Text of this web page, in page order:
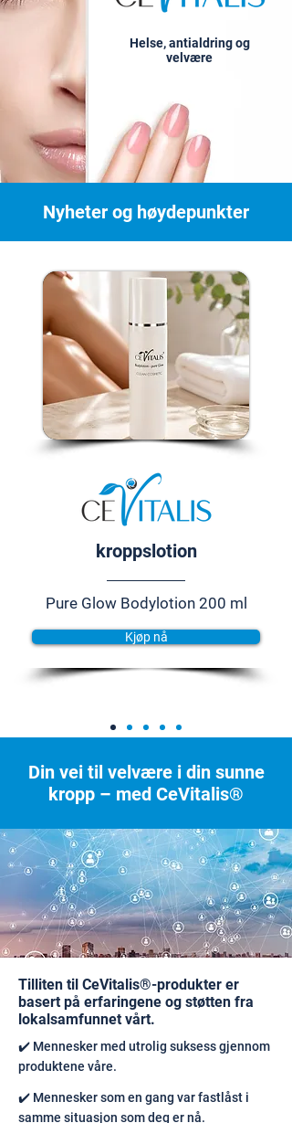
Helse, antialdring og
velvære
Nyheter og høydepunkter
kroppslotion
Pure Glow Bodylotion 200 ml
Kjøp nå
Din vei til velvære i din sunne
kropp – med CeVitalis®
Tilliten til CeVitalis®-produkter er
basert på erfaringene og støtten fra
lokalsamfunnet vårt.
✔️ Mennesker med utrolig suksess gjennom
produktene våre.
✔️ Mennesker som en gang var fastlåst i
samme situasjon som deg er nå.